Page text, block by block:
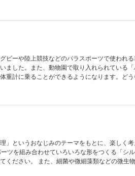
連載]ビスケットでたのしいプログラミング！
う ベジフル新聞 身近になってきた トロ
がうんこになる道 キミはわかる？ コカネッ
ドライアイスを水に入れると泡が出るのは
ーツアー18 都会の猛暑に注意!? [とじ込み付
]開くと夏野菜の畑が飛び出す！ 段ボールで“
がわかる！ 市岡元気先生の実験が自宅ででき
ひまつぶし実験室 なぜ？ なぜ？ どうして？ ビ
究フェス2026開催のお知らせ 世界の不思議
物園の動物 サイ 読者の写真コンテスト こん
、激動の過去 錯覚道 絵から生まれる立体錯
かり」をつくろう！ 最終回 キミのひらめき
ちは未来のクリエイター ベジフル新聞 夏の
ビーや陸上競技などのパラスポーツで使われ
ました。また、動物園で取り入れられている
重計に乗ることができるようになります。ど
と協力しながら健康を守る ハズバンダリー
所 水蒸気蒸留実験 体験会を開催！ 電気で学
ですぐできる！ トッポとチィのひまつぶし実
チョウのグルメさを知る!? の巻 キミも
園の動物 ビーバー 南極通信 アイスコアか
読者の写真コンテスト こんなの撮れた！ ポ
錯覚道 絵から生まれる立体錯視（理論編）
」というおなじみのテーマをもとに、楽しく
ツを組み合わせていろいろな形をつくる「シ
ださい。 また、細菌や微細藻類などの微生